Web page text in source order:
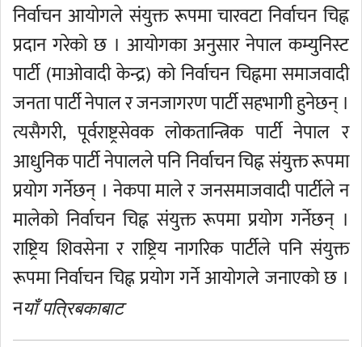
निर्वाचन आयोगले संयुक्त रूपमा चारवटा निर्वाचन चिह्न
प्रदान गरेको छ । आयोगका अनुसार नेपाल कम्युनिस्ट
पार्टी (माओवादी केन्द्र) को निर्वाचन चिह्नमा समाजवादी
जनता पार्टी नेपाल र जनजागरण पार्टी सहभागी हुनेछन् ।
त्यसैगरी, पूर्वराष्ट्रसेवक लोकतान्त्रिक पार्टी नेपाल र
आधुनिक पार्टी नेपालले पनि निर्वाचन चिह्न संयुक्त रूपमा
प्रयोग गर्नेछन् । नेकपा माले र जनसमाजवादी पार्टीले न
मालेको निर्वाचन चिह्न संयुक्त रूपमा प्रयोग गर्नेछन् ।
राष्ट्रिय शिवसेना र राष्ट्रिय नागरिक पार्टीले पनि संयुक्त
रूपमा निर्वाचन चिह्न प्रयोग गर्ने आयोगले जनाएको छ ।
नयाँ पत्रिबकाबाट